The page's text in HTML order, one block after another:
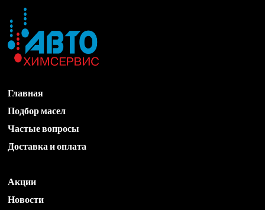
Главная
Подбор масел
Частые вопросы
Доставка и оплата
Акции
Новости